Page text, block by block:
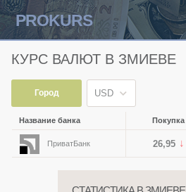
PROKURS
КУРС ВАЛЮТ В ЗМИЕВЕ
Город USD
Название банка Покупка
ПриватБанк 26,95